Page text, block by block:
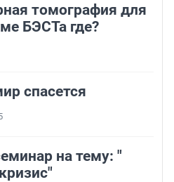
томография для
БЭСТа где?
спасется
на тему: "